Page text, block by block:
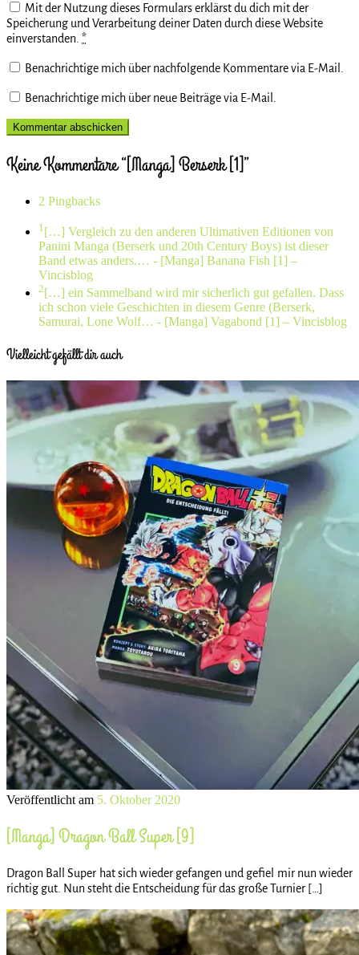
Mit der Nutzung dieses Formulars erklärst du dich mit der
Speicherung und Verarbeitung deiner Daten durch diese Website
einverstanden. *
Benachrichtige mich über nachfolgende Kommentare via E-Mail.
Benachrichtige mich über neue Beiträge via E-Mail.
Keine Kommentare “[Manga] Berserk [1]”
2 Pingbacks
1 […] Vergleich zu den anderen Ultimativen Editionen von
Panini Manga (Berserk und 20th Century Boys) ist dieser
Band etwas anders.… - [Manga] Banana Fish [1] –
Vincisblog
2[…] ein Sammelband wird mir sicherlich gut gefallen. Dass
ich schon viele Geschichten in diesem Genre (Berserk,
Samurai, Lone Wolf… - [Manga] Vagabond [1] – Vincisblog
Vielleicht gefällt dir auch
Veröffentlicht am 5. Oktober 2020
[Manga] Dragon Ball Super [9]
Dragon Ball Super hat sich wieder gefangen und gefiel mir nun wieder
richtig gut. Nun steht die Entscheidung für das große Turnier […]